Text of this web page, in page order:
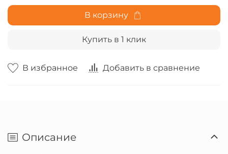
В избранное Добавить в сравнение
В корзину
Купить в 1 клик
Описание